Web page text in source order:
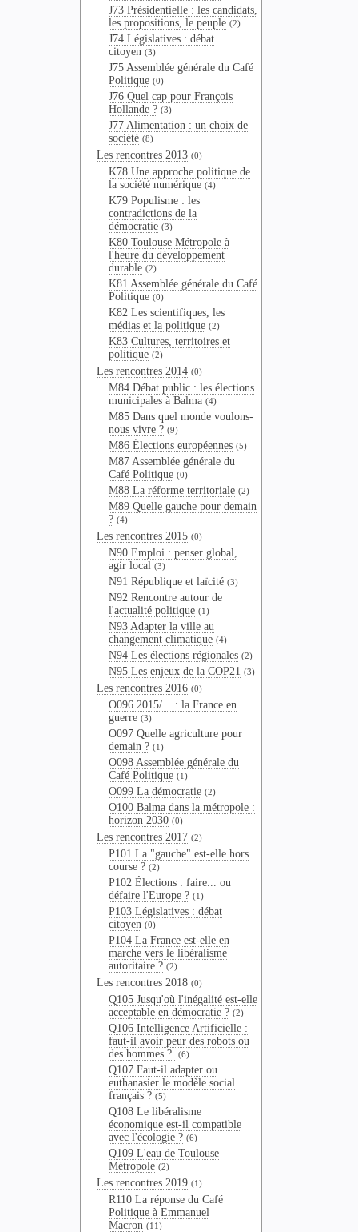
J73 Présidentielle : les candidats,
les propositions, le peuple (2)
J74 Législatives : débat
citoyen (3)
J75 Assemblée générale du Café
Politique (0)
J76 Quel cap pour François
Hollande ? (3)
J77 Alimentation : un choix de
société (8)
Les rencontres 2013 (0)
K78 Une approche politique de
la société numérique (4)
K79 Populisme : les
contradictions de la
démocratie (3)
K80 Toulouse Métropole à
l'heure du développement
durable (2)
K81 Assemblée générale du Café
Politique (0)
K82 Les scientifiques, les
médias et la politique (2)
K83 Cultures, territoires et
politique (2)
Les rencontres 2014 (0)
M84 Débat public : les élections
municipales à Balma (4)
M85 Dans quel monde voulons-
nous vivre ? (9)
M86 Élections européennes (5)
M87 Assemblée générale du
Café Politique (0)
M88 La réforme territoriale (2)
M89 Quelle gauche pour demain
? (4)
Les rencontres 2015 (0)
N90 Emploi : penser global,
agir local (3)
N91 République et laïcité (3)
N92 Rencontre autour de
l'actualité politique (1)
N93 Adapter la ville au
changement climatique (4)
N94 Les élections régionales (2)
N95 Les enjeux de la COP21 (3)
Les rencontres 2016 (0)
O096 2015/... : la France en
guerre (3)
O097 Quelle agriculture pour
demain ? (1)
O098 Assemblée générale du
Café Politique (1)
O099 La démocratie (2)
O100 Balma dans la métropole :
horizon 2030 (0)
Les rencontres 2017 (2)
P101 La "gauche" est-elle hors
course ? (2)
P102 Élections : faire... ou
défaire l'Europe ? (1)
P103 Législatives : débat
citoyen (0)
P104 La France est-elle en
marche vers le libéralisme
autoritaire ? (2)
Les rencontres 2018 (0)
Q105 Jusqu'où l'inégalité est-elle
acceptable en démocratie ? (2)
Q106 Intelligence Artificielle :
faut-il avoir peur des robots ou
des hommes ?
(6)
Q107 Faut-il adapter ou
euthanasier le modèle social
français ? (5)
Q108 Le libéralisme
économique est-il compatible
avec l'écologie ? (6)
Q109 L'eau de Toulouse
Métropole (2)
Les rencontres 2019 (1)
R110 La réponse du Café
Politique à Emmanuel
Macron (11)